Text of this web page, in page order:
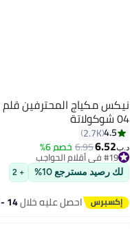
8
نيكس مكياج المحترفين
04 شوكولاتة
4.5
2.7K
د.ب‏6.52
6.95خصم 6% #19 في أقلام الحواجب
تم بيع +10 مؤخرًا
#19 في أقلام الحواجب
لك رصيد مسترجع 10% + 2
احصل عليه خلال14 - 15 اغسطس